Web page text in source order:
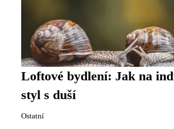
Loftové bydlení: Jak na
styl s duší
Ostatní